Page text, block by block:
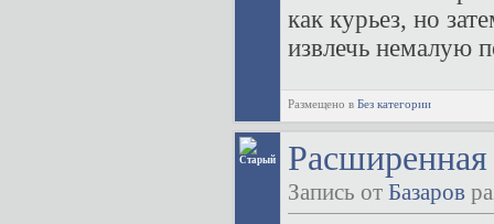
как курьез, но
извлечь немалую
Размещено в Без категории
Запись от Базаров